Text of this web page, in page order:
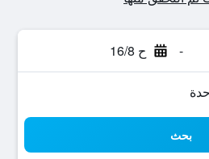
- ح 16/8
بحث